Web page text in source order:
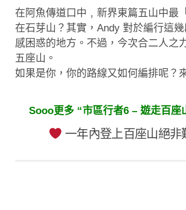
在阿魚傳道口中﹐新界東篇五山中最
在石芽山？其實，Andy 對於編行這
感困惑的地方。不過，今次合二人之
五座山。
如果是你，你的路線又如何編排呢？
Sooo更多 “市區行者6 – 遊走百座
一年內登上百座山絕非